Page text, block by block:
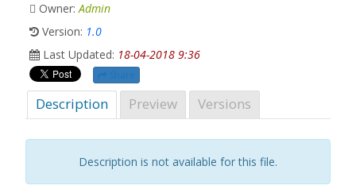
Owner:Admin
Version: 1.0
Last Updated: 18-04-2018 9:36
Description Preview Versions
Description is not available for this file.